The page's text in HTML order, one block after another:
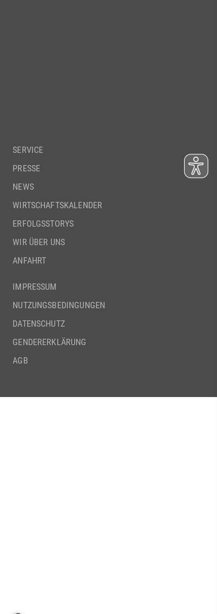
SERVICE
PRESSE
NEWS
WIRTSCHAFTSKALENDER
ERFOLGSSTORYS
WIR ÜBER UNS
ANFAHRT
IMPRESSUM
NUTZUNGSBEDINGUNGEN
DATENSCHUTZ
GENDERERKLÄRUNG
AGB